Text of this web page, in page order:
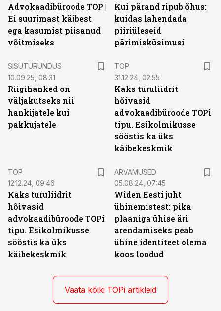
Advokaadibüroode TOP |
Ei suurimast käibest
ega kasumist piisanud
võitmiseks
Kui pärand ripub õhus:
kuidas lahendada
piiriüleseid
pärimisküsimusi
SISUTURUNDUS
10.09.25, 08:31
Riigihanked on
väljakutseks nii
hankijatele kui
pakkujatele
TOP
31.12.24, 02:55
Kaks turuliidrit
hõivasid
advokaadibüroode TOPi
tipu. Esikolmikusse
sööstis ka üks
käibekeskmik
TOP
12.12.24, 09:46
Kaks turuliidrit
hõivasid
advokaadibüroode TOPi
tipu. Esikolmikusse
sööstis ka üks
käibekeskmik
ARVAMUSED
05.08.24, 07:45
Widen Eesti juht
ühinemistest: pika
plaaniga ühise äri
arendamiseks peab
ühine identiteet olema
koos loodud
Vaata kõiki TOPi artikleid